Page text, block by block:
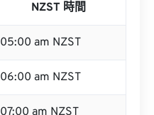
NZST 時間
05:00 am NZST
06:00 am NZST
07:00 am NZST